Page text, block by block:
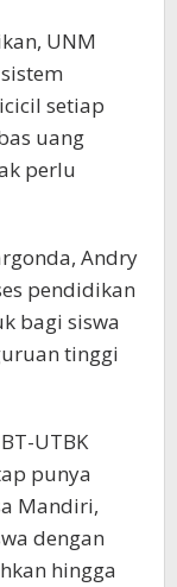
UNM
setiap
uang
perlu
Andry
pendidikan
bagi siswa
tinggi
UTBK
punya
Mandiri,
dengan
hingga